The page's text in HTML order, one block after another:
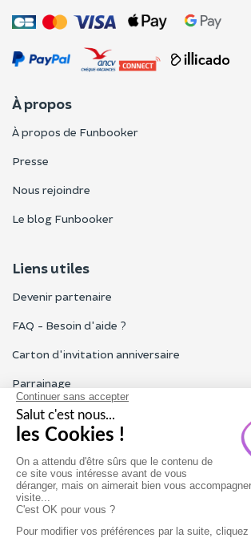
À propos
À propos de Funbooker
Presse
Nous rejoindre
Le blog Funbooker
Liens utiles
Devenir partenaire
FAQ - Besoin d'aide ?
Carton d'invitation anniversaire
Parrainage
Tous les avis Funbooker
Particuliers, entreprises,
Notre service client est ouvert du lundi au